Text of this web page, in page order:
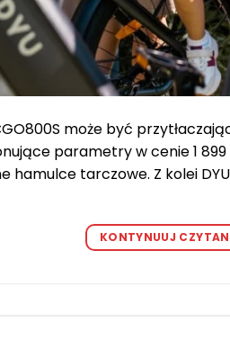
może być
parametry w cenie 1
hamulce tarczowe. Z kolei
KONTYNUUJ